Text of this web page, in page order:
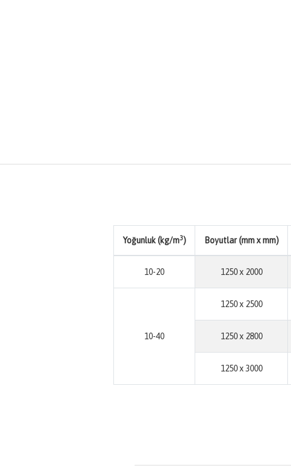
Yoğunluk (kg/m3) Boyutlar (mm x mm)
10-20 1250 x 2000
10-40
1250 x 2500
1250 x 2800
1250 x 3000